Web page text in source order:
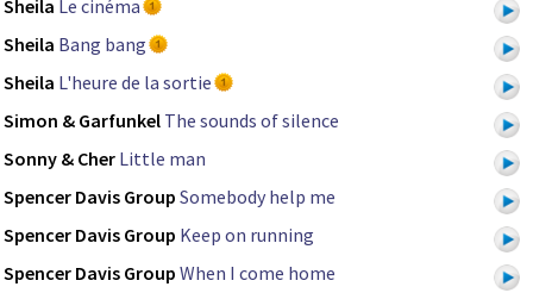
Sheila Le cinéma
Sheila Bang bang
Sheila L'heure de la sortie
Simon & Garfunkel The sounds of silence
Sonny & Cher Little man
Spencer Davis Group Somebody help me
Spencer Davis Group Keep on running
Spencer Davis Group When I come home